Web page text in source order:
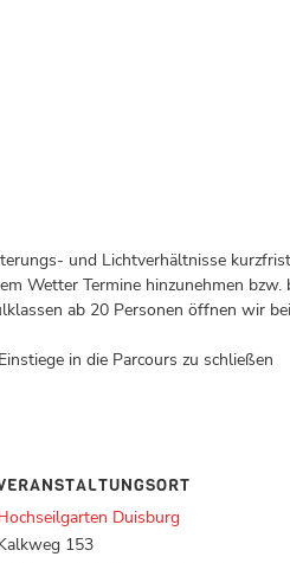
und Lichtverhältnisse
Wetter Termine hinzunehmen bzw.
ab 20 Personen öffnen wir
in die Parcours zu schließen
Duisburg
153